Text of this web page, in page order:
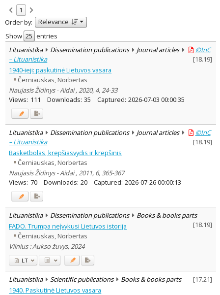
Refine
Open access
Scientific publications 20
Dissemination publications
Document Type:
Books & books parts 10
Journal articles
Dissertations 1
Subject area:
History 23
Arts 1
Text language
Country of publication
Historical periods
Lithuanian place names
Subject
Journal
1
Order by:
Relevance
Show
entries
Lituanistika
Dissemination publications Journal articles
©InC
– Lituanistika
[18.19]
1940-ieji: paskutinė Lietuvos vasara
Černiauskas, Norbertas
Naujasis Židinys - Aidai , 2020, 4, 24-33
Views: 111 Downloads: 35 Captured: 2026-07-03 00:00:35
Lituanistika Dissemination publications Journal articles
©InC
– Lituanistika
[18.19]
Basketbolas, krepšiasvydis ir krepšinis
Černiauskas, Norbertas
Naujasis Židinys - Aidai , 2011, 6, 365-367
Views: 70 Downloads: 20 Captured: 2026-07-26 00:00:13
Lituanistika Dissemination publications
Books & books parts
[18.19]
FADO. Trumpa neįvykusi Lietuvos istorija
Černiauskas, Norbertas
Vilnius : Aukso žuvys, 2024
LT
Lituanistika Scientific publications Books & books parts [17.21]
1940. Paskutinė Lietuvos vasara